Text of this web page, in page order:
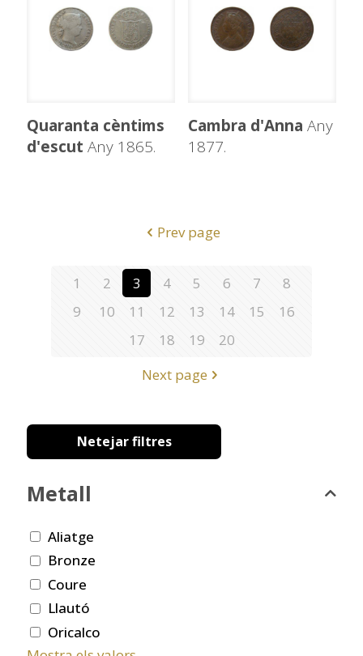
Quaranta cèntims
d'escut Any 1865.
Cambra d'Anna Any
1877.
Prev page
1 2 3 4 5 6 7
8
9
10 11 12 13 14 15
16
17
18 19
20
Next page
Netejar filtres
Metall
Aliatge
Bronze
Coure
Llautó
Oricalco